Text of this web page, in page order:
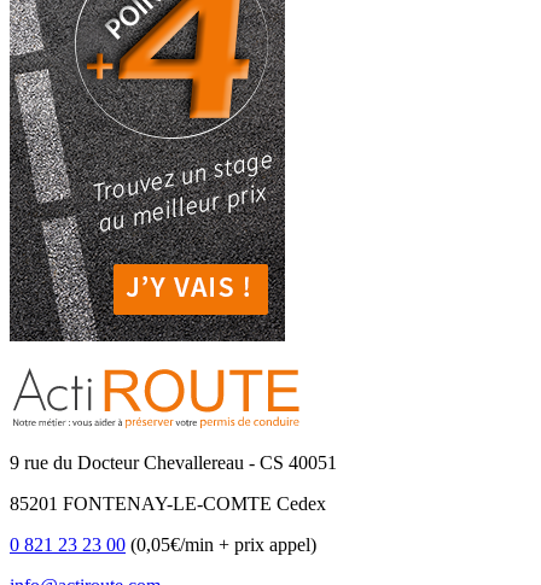
9 rue du Docteur Chevallereau - CS 40051
85201 FONTENAY-LE-COMTE Cedex
0 821 23 23 00 (0,05€/min + prix appel)